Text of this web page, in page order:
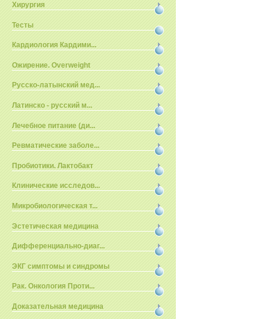
Хирургия
Тесты
Кардиология Кардими...
Ожирение. Overweight
Русско-латынский мед...
Латинско - русский м...
Лечебное питание (ди...
Ревматические заболе...
Пробиотики. Лактобакт
Клинические исследов...
Микробиологическая т...
Эстетическая медицина
Дифференциально-диаг...
ЭКГ симптомы и синдромы
Рак. Онкология Проти...
Доказательная медицина